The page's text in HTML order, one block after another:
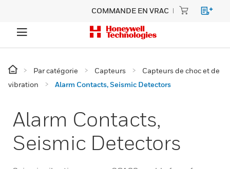
COMMANDE EN VRAC
Par catégorie Capteurs
Capteurs de choc et de
vibration
Alarm Contacts, Seismic Detectors
Alarm Contacts,
Seismic Detectors